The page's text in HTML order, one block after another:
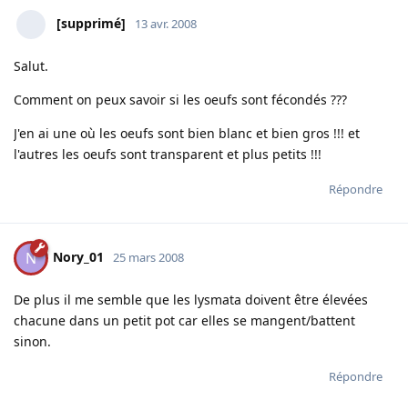
[supprimé] 13 avr. 2008
Salut.
Comment on peux savoir si les oeufs sont fécondés ???
J'en ai une où les oeufs sont bien blanc et bien gros !!! et
l'autres les oeufs sont transparent et plus petits !!!
Répondre
N Nory_01 25 mars 2008
De plus il me semble que les lysmata doivent être élevées
chacune dans un petit pot car elles se mangent/battent
sinon.
Répondre